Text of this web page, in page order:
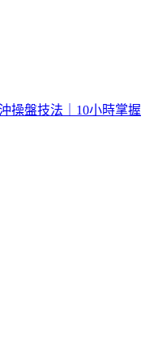
操盤技法｜10小時掌握